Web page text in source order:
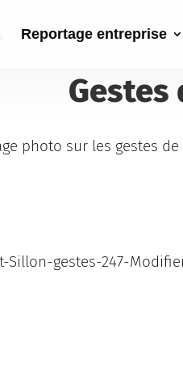
Reportage entreprise
photo sur les gestes